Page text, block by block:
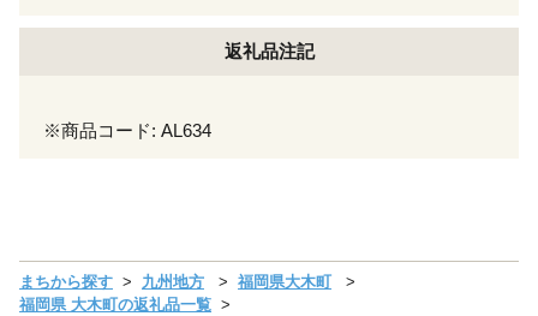
返礼品注記
※商品コード: AL634
まちから探す 九州地方
福岡県大木町
福岡県 大木町の返礼品一覧